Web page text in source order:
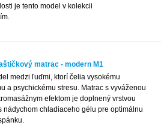
je tento model v kolekcii
matrac - modern M1
medzi ľuďmi, ktorí čelia vysokému
a psychickému stresu. Matrac s vyváženou
efektom je doplnený vrstvou
nádychom chladiaceho gélu pre optimálnu